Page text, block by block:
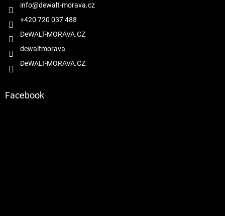
info@dewalt-morava.cz
+420 720 037 488
DeWALT-MORAVA.CZ
dewaltmorava
DeWALT-MORAVA.CZ
Facebook